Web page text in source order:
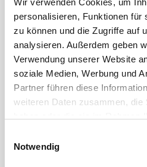
Wir verwenden Cookies, um
personalisieren, Funktionen für
zu können und die Zugriffe auf
analysieren. Außerdem geben
Verwendung unserer Website
soziale Medien, Werbung und
Partner führen diese
weiteren Daten zusammen, die
Weitere erforderliche
Notwendig
Werkstoff
Breite
Stärke
zum